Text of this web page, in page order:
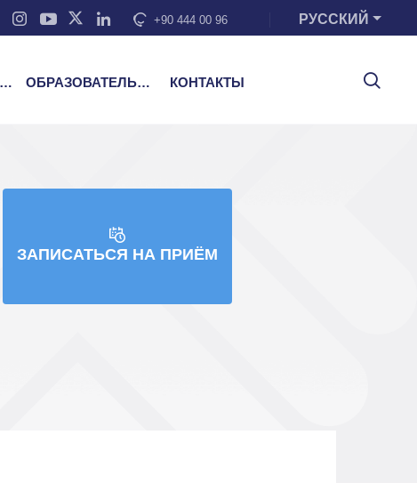
+90 444 00 96 РУССКИЙ
ОБРАЗОВАТЕЛЬНЫЕ УСЛУГИ КОНТАКТЫ
ЗАПИСАТЬСЯ НА ПРИЁМ